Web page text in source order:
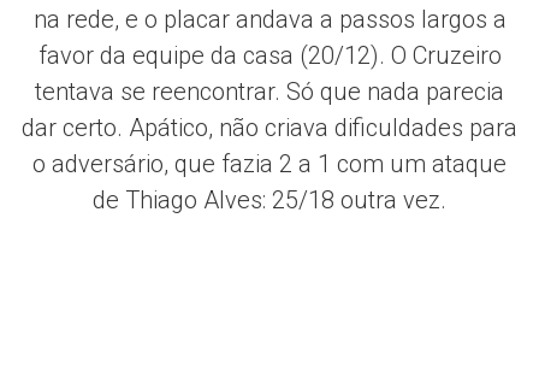
na rede, e o placar andava a passos largos a
favor da equipe da casa (20/12). O Cruzeiro
tentava se reencontrar. Só que nada parecia
dar certo. Apático, não criava dificuldades para
o adversário, que fazia 2 a 1 com um ataque
de Thiago Alves: 25/18 outra vez.